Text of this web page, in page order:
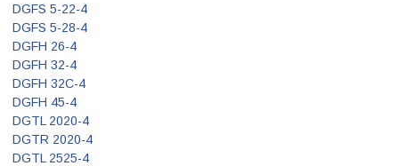
DGFS 5-22-4
DGFS 5-28-4
DGFH 26-4
DGFH 32-4
DGFH 32C-4
DGFH 45-4
DGTL 2020-4
DGTR 2020-4
DGTL 2525-4